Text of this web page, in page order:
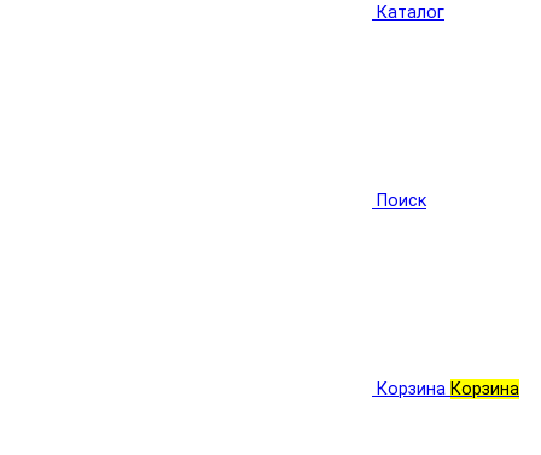
Каталог
Поиск
Корзина Корзина